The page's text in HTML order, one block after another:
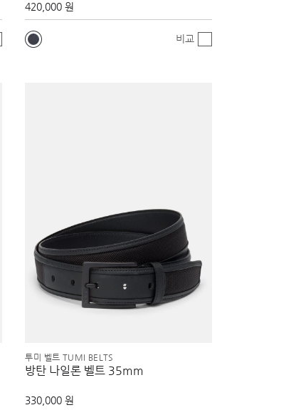
420,000 원
비교
투미 벨트 TUMI BELTS
방탄 나일론 벨트 35mm
330,000 원